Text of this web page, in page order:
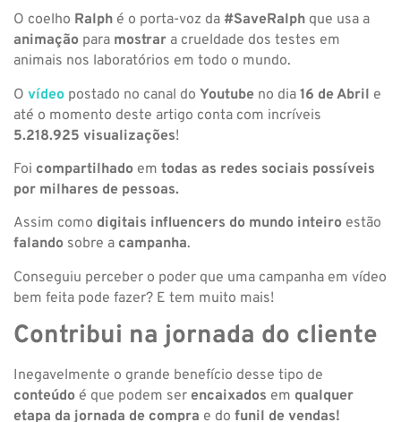
O coelho Ralph é o porta-voz da #SaveRalph ​​ que usa a
animação para mostrar a crueldade dos testes em
animais nos laboratórios em todo o mundo.
O vídeo postado no canal do Youtube no dia 16 de Abril e
até o momento deste artigo conta com incríveis
5.218.925 visualizações!
Foi compartilhado em todas as redes sociais possíveis
por milhares de pessoas.
Assim como digitais influencers do mundo inteiro estão
falando sobre a campanha.
Conseguiu perceber o poder que uma campanha em vídeo
bem feita pode fazer? E tem muito mais!
Contribui na jornada do cliente
Inegavelmente o grande benefício desse tipo de
conteúdo é que podem ser encaixados em qualquer
etapa da jornada de compra e do funil de vendas!